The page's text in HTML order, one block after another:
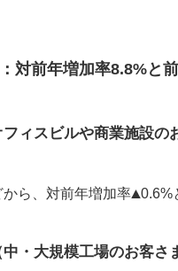
対前年増加率8.8%と
フィスビルや商業施設の
ら、対前年増加率
0.6%
中・大規模工場のお客さ